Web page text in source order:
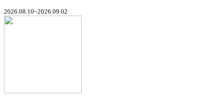
2026.08.10~2026.09.02